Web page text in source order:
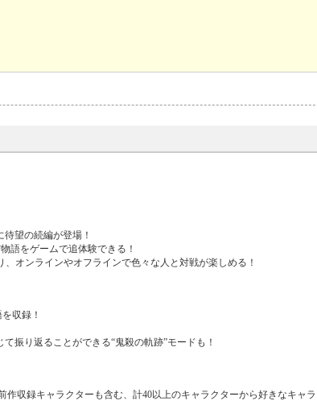
望の続編が登場！
語をゲームで追体験できる！
オンラインやオフラインで色々な人と対戦が楽しめる！
収録！
振り返ることができる“鬼殺の軌跡”モードも！
収録キャラクターも含む、計40以上のキャラクターから好きなキャラ